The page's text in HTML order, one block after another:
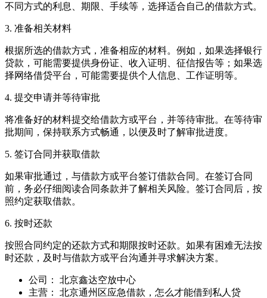
不同方式的利息、期限、手续等，选择适合自己的借款方式。
3. 准备相关材料
根据所选的借款方式，准备相应的材料。例如，如果选择银行
贷款，可能需要提供身份证、收入证明、征信报告等；如果选
择网络借贷平台，可能需要提供个人信息、工作证明等。
4. 提交申请并等待审批
将准备好的材料提交给借款方或平台，并等待审批。在等待审
批期间，保持联系方式畅通，以便及时了解审批进度。
5. 签订合同并获取借款
如果审批通过，与借款方或平台签订借款合同。在签订合同
前，务必仔细阅读合同条款并了解相关风险。签订合同后，按
照约定获取借款。
6. 按时还款
按照合同约定的还款方式和期限按时还款。如果有困难无法按
时还款，及时与借款方或平台沟通并寻求解决方案。
公司：
北京鑫达空放中心
主营：
北京通州区应急借款，怎么才能借到私人贷